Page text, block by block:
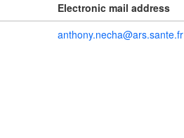
Electronic mail address
anthony.necha@ars.sante.fr